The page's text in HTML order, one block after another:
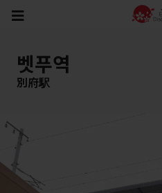
벳푸역
別府駅